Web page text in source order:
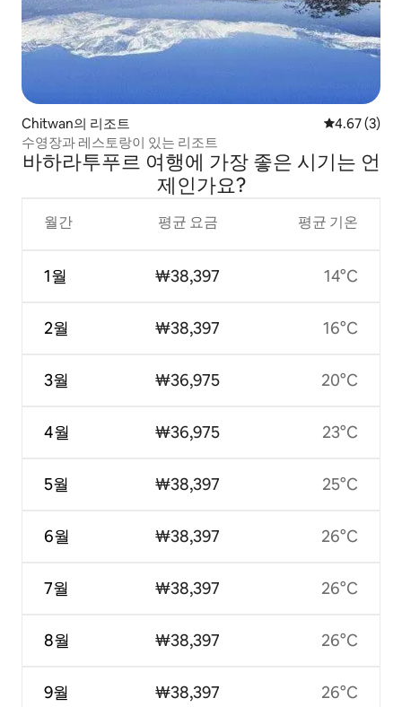
Chitwan의 리조트 평점 4.67점
4.67 (3)
수영장과 레스토랑이 있는 리조트
바하라투푸르 여행에 가장 좋은 시기는 언
제인가요?
월간
1월
2월
3월
4월
5월
6월
7월
8월
9월
평균 요금
₩38,397
₩38,397
₩36,975
₩36,975
₩38,397
₩38,397
₩38,397
₩38,397
₩38,397
평균 기온
14°C
16°C
20°C
23°C
25°C
26°C
26°C
26°C
26°C